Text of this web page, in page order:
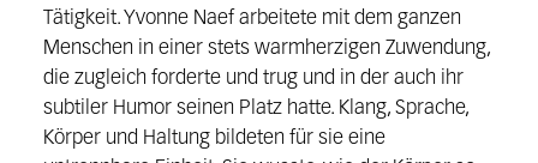
Tätigkeit. Yvonne Naef arbeitete mit dem ganzen
Menschen in einer stets warmherzigen Zuwendung,
die zugleich forderte und trug und in der auch ihr
subtiler Humor seinen Platz hatte. Klang, Sprache,
Körper und Haltung bildeten für sie eine